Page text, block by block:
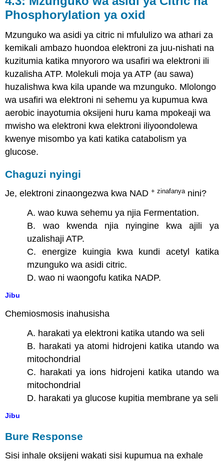
Phosphorylation ya oxid
Mzunguko wa asidi ya citric ni mfululizo wa athari za
kemikali ambazo huondoa elektroni za juu-nishati na
kuzitumia katika mnyororo wa usafiri wa elektroni ili
kuzalisha ATP. Molekuli moja ya ATP (au sawa)
huzalishwa kwa kila upande wa mzunguko. Mlolongo
wa usafiri wa elektroni ni sehemu ya kupumua kwa
aerobic inayotumia oksijeni huru kama mpokeaji wa
mwisho wa elektroni kwa elektroni iliyoondolewa
kwenye misombo ya kati katika catabolism ya
glucose.
Chaguzi nyingi
Je, elektroni zinaongezwa kwa NAD+ zinafanyanini?
A. wao kuwa sehemu ya njia Fermentation.
B. wao kwenda njia nyingine kwa ajili ya
uzalishaji ATP.
C. energize kuingia kwa kundi acetyl katika
mzunguko wa asidi citric.
D. wao ni waongofu katika NADP.
Jibu
Chemiosmosis inahusisha
A. harakati ya elektroni katika utando wa seli
B. harakati ya atomi hidrojeni katika utando wa
mitochondrial
C. harakati ya ions hidrojeni katika utando wa
mitochondrial
D. harakati ya glucose kupitia membrane ya seli
Jibu
Bure Response
Sisi inhale oksijeni wakati sisi kupumua na exhale